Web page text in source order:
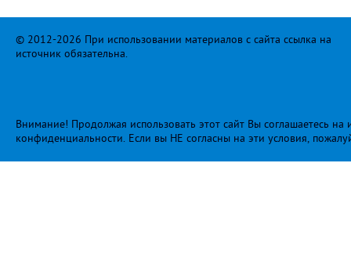
© 2012-2026 При использовании материалов с сайта ссылка на
источник обязательна.
Внимание! Продолжая использовать этот сайт Вы соглашаетесь
конфиденциальности. Если вы НЕ согласны на эти условия,